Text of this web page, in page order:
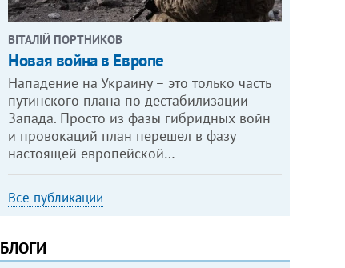
ВІТАЛІЙ ПОРТНИКОВ
Новая война в Европе
Нападение на Украину – это только часть
путинского плана по дестабилизации
Запада. Просто из фазы гибридных войн
и провокаций план перешел в фазу
настоящей европейской…
Все публикации
БЛОГИ